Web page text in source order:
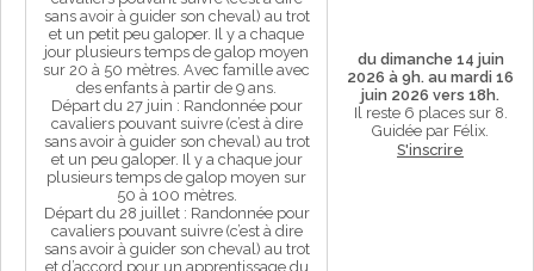
sans avoir à guider son cheval) au trot
et un petit peu galoper. Il y a chaque
jour plusieurs temps de galop moyen
sur 20 à 50 mètres. Avec famille avec
des enfants à partir de 9 ans.
Départ du 27 juin : Randonnée pour
cavaliers pouvant suivre (c’est à dire
sans avoir à guider son cheval) au trot
et un peu galoper. Il y a chaque jour
plusieurs temps de galop moyen sur
50 à 100 mètres.
Départ du 28 juillet : Randonnée pour
cavaliers pouvant suivre (c’est à dire
sans avoir à guider son cheval) au trot
et d’accord pour un apprentissage du
du dimanche 14 juin
2026 à 9h. au mardi 16
juin 2026 vers 18h.
Il reste 6 places sur 8.
Guidée par Félix.
S'inscrire